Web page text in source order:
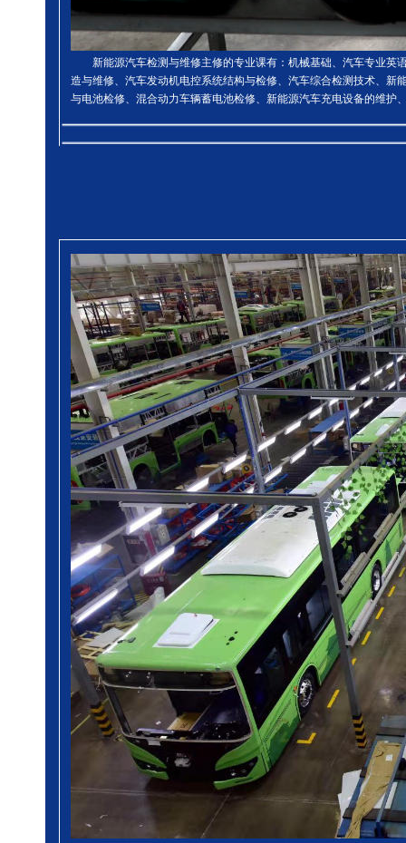
新能源汽车检测与维修主修的专业课有：机械基础、汽车专业
造与维修、汽车发动机电控系统结构与检修、汽车综合检测技术、
与电池检修、混合动力车辆蓄电池检修、新能源汽车充电设备的维